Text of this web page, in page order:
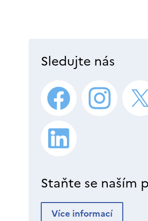
Sledujte nás
Staňte se naším
Více informací